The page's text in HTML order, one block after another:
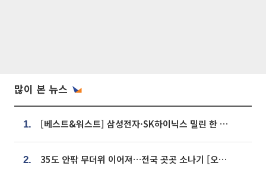
많이 본 뉴스
1. [베스트&워스트] 삼성전자·SK하이닉스 밀린 한 주…상상인증권은 85% 급등
2. 35도 안팎 무더위 이어져…전국 곳곳 소나기 [오늘 날씨]